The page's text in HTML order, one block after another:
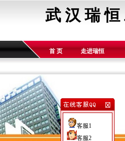
武 汉 瑞 恒
首 页 走进瑞恒